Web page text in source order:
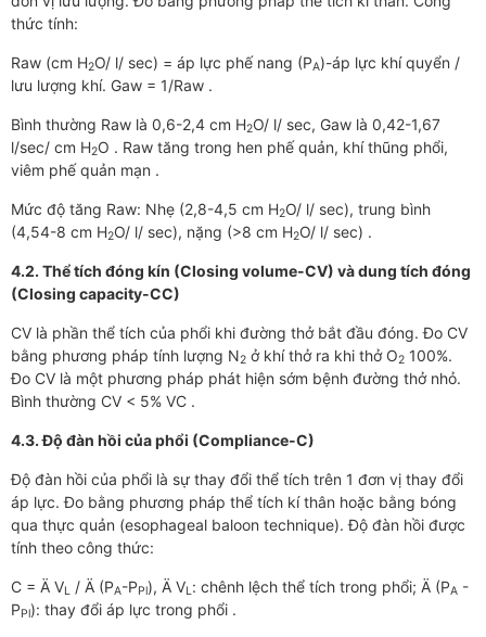
thức tính:
Raw (cm H2O/ l/ sec) = áp lực phế nang (PA)-áp lực khí quyển /
lưu lượng khí. Gaw = 1/Raw .
Bình thường Raw là 0,6-2,4 cm H2O/ l/ sec, Gaw là 0,42-1,67
l/sec/ cm H2O . Raw tăng trong hen phế quản, khí thũng phổi,
viêm phế quản mạn .
Mức độ tăng Raw: Nhẹ (2,8-4,5 cm H2O/ l/ sec), trung bình
(4,54-8 cm H2O/ l/ sec), nặng (>8 cm H2O/ l/ sec) .
4.2. Thể tích đóng kín (Closing volume-CV) và dung tích đóng
(Closing capacity-CC)
CV là phần thể tích của phổi khi đường thở bắt đầu đóng. Đo CV
bằng phương pháp tính lượng N2 ở khí thở ra khi thở O2 100%.
Đo CV là một phương pháp phát hiện sớm bệnh đường thở nhỏ.
Bình thường CV < 5% VC .
4.3. Độ đàn hồi của phổi (Compliance-C)
Độ đàn hồi của phổi là sự thay đổi thể tích trên 1 đơn vị thay đổi
áp lực. Đo bằng phương pháp thể tích kí thân hoặc bằng bóng
qua thực quản (esophageal baloon technique). Độ đàn hồi được
tính theo công thức:
C = Ä VL / Ä (PA-PPl), Ä VL: chênh lệch thể tích trong phổi; Ä (PA -
PPl): thay đổi áp lực trong phổi .